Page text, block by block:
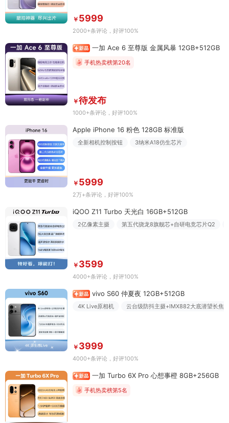
￥ 5999
2000+条评论 ，好评100%
一加 Ace 6 至尊版 金属风暴 12GB+512GB
手机热卖榜第20名
￥待发布
1000+条评论 ，好评100%
Apple iPhone 16 粉色 128GB 标准版
全新相机控制按钮 3纳米A18仿生芯片
￥ 5999
2万+条评论 ，好评100%
iQOO Z11 Turbo 天光白 16GB+512GB
2亿像素主摄 第五代骁龙8旗舰芯+自研电竞芯片Q2
￥ 3599
4000+条评论 ，好评100%
vivo S60 仲夏夜 12GB+512GB
4K Live原相机 云台级防抖主摄+IMX882大底潜望长焦
￥ 3999
4000+条评论 ，好评100%
一加 Turbo 6X Pro 心想事橙 8GB+256GB
手机热卖榜第5名